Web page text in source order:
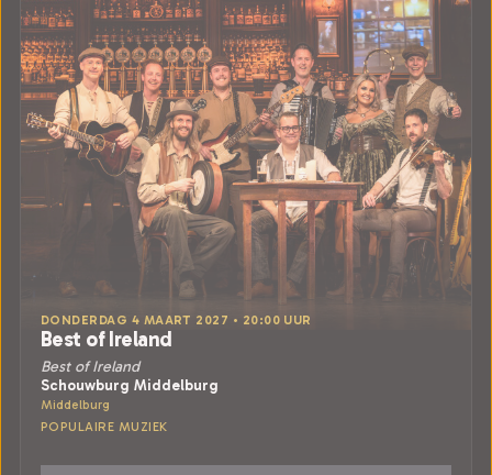
DONDERDAG 4 MAART 2027 • 20:00 UUR
Best of Ireland
Best of Ireland
Schouwburg Middelburg
Middelburg
POPULAIRE MUZIEK